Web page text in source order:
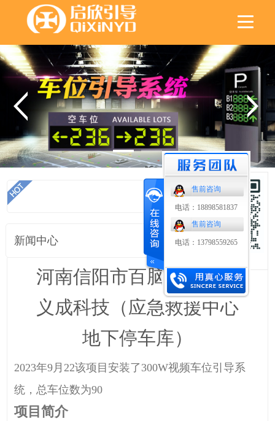
售前咨询
电话：18898581837
售前咨询
电话：13798559265
首页
新闻中心
河南信阳市百脑汇电脑城
义成科技（应急救援中心
地下停车库）
2023年9月22该项目安装了300W视频车位引导系
统，总车位数为90
项目简介